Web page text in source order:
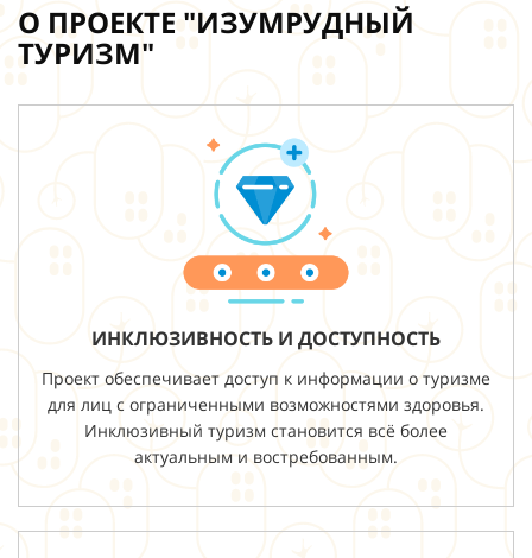
О ПРОЕКТЕ "ИЗУМРУДНЫЙ
ТУРИЗМ"
ИНКЛЮЗИВНОСТЬ И ДОСТУПНОСТЬ
Проект обеспечивает доступ к информации о туризме
для лиц с ограниченными возможностями здоровья.
Инклюзивный туризм становится всё более
актуальным и востребованным.